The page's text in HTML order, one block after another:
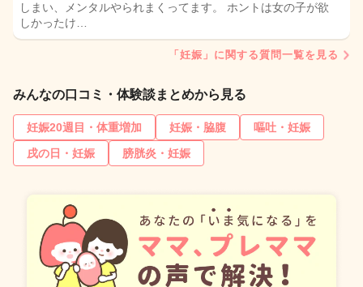
しまい、メンタルやられまくってます。 ホントは女の子が欲
しかったけ…
「妊娠」に関する質問一覧を見る
みんなの口コミ・体験談まとめから見る
妊娠20週目・体重増加 妊娠・脇腹
嘔吐・妊娠
戌の日・妊娠
膀胱炎・妊娠